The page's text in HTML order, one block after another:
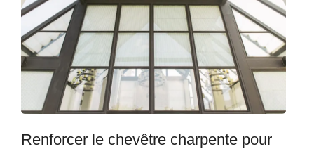
Renforcer le chevêtre charpente pour